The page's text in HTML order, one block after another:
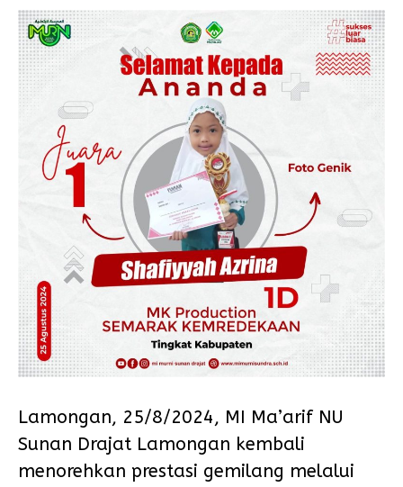
Lamongan, 25/8/2024, MI Ma’arif NU
Sunan Drajat Lamongan kembali
menorehkan prestasi gemilang melalui